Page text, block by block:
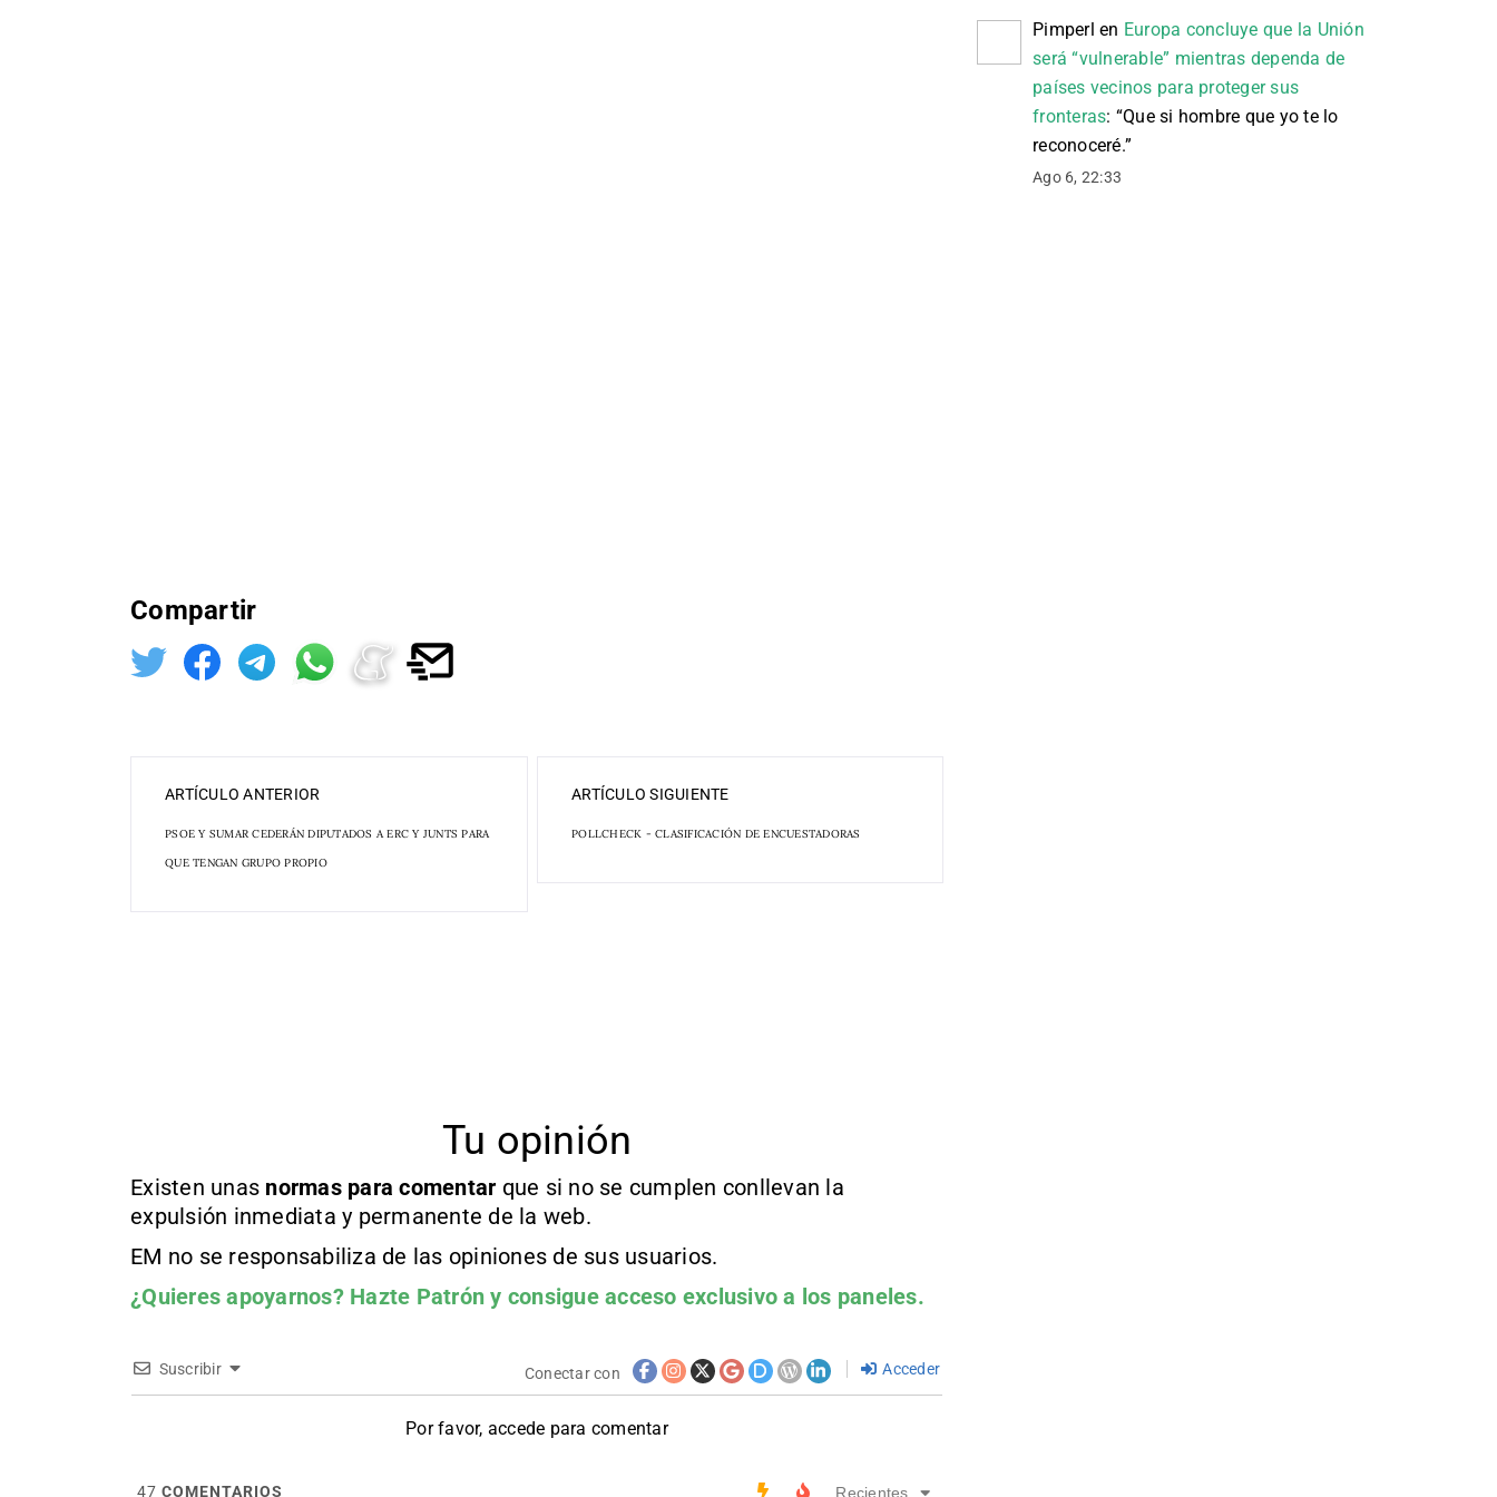
Compartir
ARTÍCULO ANTERIOR
PSOE Y SUMAR CEDERÁN DIPUTADOS A ERC Y JUNTS PARA
QUE TENGAN GRUPO PROPIO
ARTÍCULO SIGUIENTE
POLLCHECK - CLASIFICACIÓN DE ENCUESTADORAS
Tu opinión
Existen unas normas para comentar que si no se cumplen conllevan la
expulsión inmediata y permanente de la web.
EM no se responsabiliza de las opiniones de sus usuarios.
¿Quieres apoyarnos? Hazte Patrón y consigue acceso exclusivo a los paneles.
Suscribir Conectar con Acceder
Por favor, accede para comentar
47 COMENTARIOS Recientes
Pimperl en Europa concluye que la Unión
será “vulnerable” mientras dependa de
países vecinos para proteger sus
fronteras: “Que si hombre que yo te lo
reconoceré.”
Ago 6, 22:33